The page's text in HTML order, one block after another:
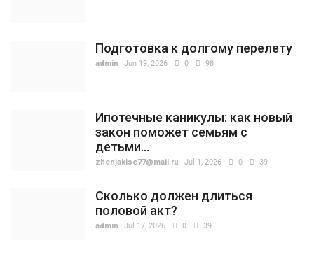
Подготовка к долгому перелету
admin Jun 19, 2026 0 98
Ипотечные каникулы: как новый
закон поможет семьям с
детьми...
zhenjakise77@mail.ru Jul 1, 2026 0 39
Сколько должен длиться
половой акт?
admin Jul 17, 2026 0 39